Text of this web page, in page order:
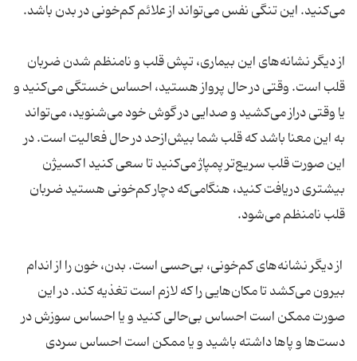
می‌کنید. این تنگی نفس می‌تواند از علائم کم‌خونی در بدن باشد.
از دیگر نشانه‌های این بیماری، تپش قلب و نامنظم شدن ضربان
قلب است. وقتی در حال پرواز هستید، احساس خستگی می‌کنید و
یا وقتی دراز می‌کشید و صدایی در گوش خود می‌شنوید، می‌تواند
به این معنا باشد که قلب شما بیش‌ازحد در حال فعالیت است. در
این صورت قلب سریع‌تر پمپاژ می‌کنید تا سعی کنید اکسیژن
بیشتری دریافت کنید، هنگامی‌که دچار کم‌خونی هستید ضربان
قلب نامنظم می‌شود.
از دیگر نشانه‌های کم‌خونی، بی‌حسی است. بدن، خون را از اندام
بیرون می‌کشد تا مکان‌هایی را که لازم است تغذیه کند. در این
صورت ممکن است احساس بی‌حالی کنید و یا احساس سوزش در
دست‌ها و پاها داشته باشید و یا ممکن است احساس سردی